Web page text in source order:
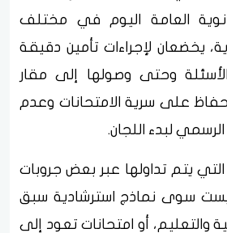
العامة اليوم في مختلف
يخضعان لإجراءات تأمين دقيقة
وحتى وصولها إلى مقار
على سرية الامتحانات وعدم
لبدء اللجان.
التي يتم تداولها عبر بعض جروبات
سوى نماذج استرشادية سبق
والتعليم، أو امتحانات تعود إلى